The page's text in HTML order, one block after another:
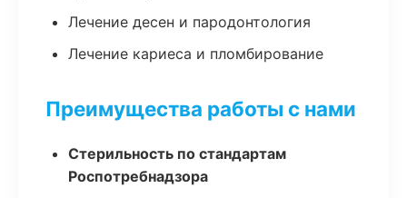
Лечение десен и пародонтология
Лечение кариеса и пломбирование
Преимущества работы с нами
Стерильность по стандартам
Роспотребнадзора